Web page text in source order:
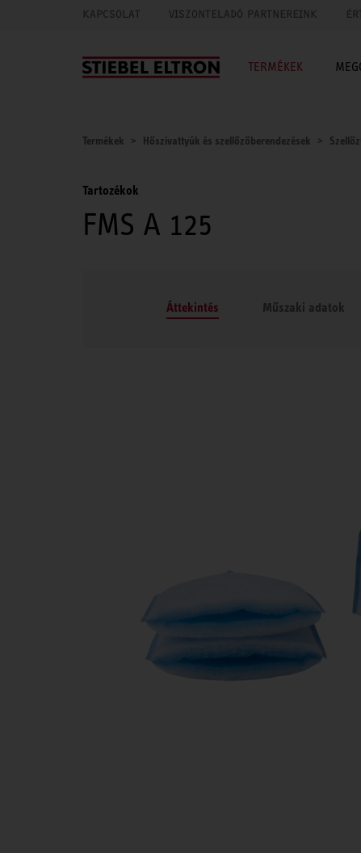
KAPCSOLAT VISZONTELADÓ PARTNEREINK
TERMÉKEK
Termékek Hőszivattyúk és szellőzőberendezések
Tartozékok
FMS A 125
Áttekintés Műszaki adatok